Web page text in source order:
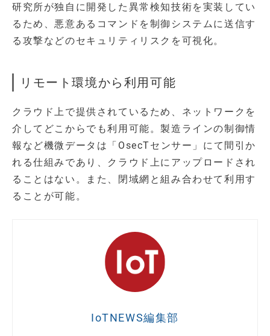
研究所が独自に開発した異常検知技術を実装してい
るため、悪意あるコマンドを制御システムに送信す
る攻撃などのセキュリティリスクを可視化。
リモート環境から利用可能
クラウド上で提供されているため、ネットワークを
介してどこからでも利用可能。製造ラインの制御情
報など機微データは「OsecTセンサー」にて間引か
れる仕組みであり、クラウド上にアップロードされ
ることはない。また、閉域網と組み合わせて利用す
ることが可能。
IoTNEWS編集部